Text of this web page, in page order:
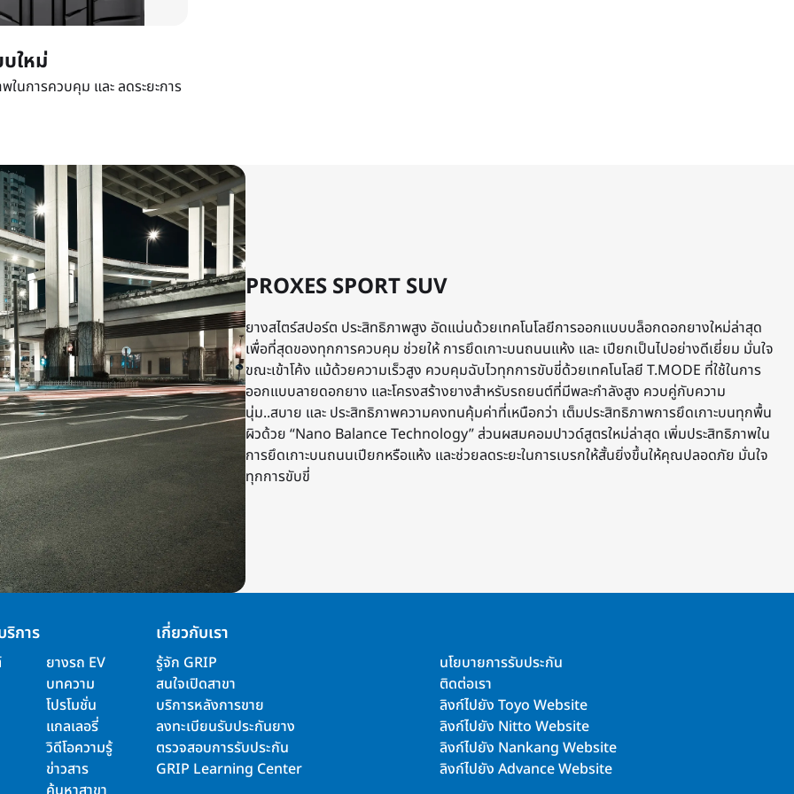
ใหม่
ในการควบคุม และ ลดระยะการ
PROXES SPORT SUV
ยางสไตร์สปอร์ต ประสิทธิภาพสูง อัดแน่นด้วยเทคโนโลยีการออกแบบบล็อกดอกยางใหม่ล่าสุด
เพื่อที่สุดของทุกการควบคุม ช่วยให้ การยึดเกาะบนถนนแห้ง และ เปียกเป็นไปอย่างดีเยี่ยม มั่นใจ
ขณะเข้าโค้ง แม้ด้วยความเร็วสูง ควบคุมฉับไวทุกการขับขี่ด้วยเทคโนโลยี T.MODE ที่ใช้ในการ
ออกแบบลายดอกยาง และโครงสร้างยางสำหรับรถยนต์ที่มีพละกำลังสูง ควบคู่กับความ
นุ่ม..สบาย และ ประสิทธิภาพความคงทนคุ้มค่าที่เหนือกว่า เต็มประสิทธิภาพการยึดเกาะบนทุกพื้น
ผิวด้วย “Nano Balance Technology” ส่วนผสมคอมปาวด์สูตรใหม่ล่าสุด เพิ่มประสิทธิภาพใน
การยึดเกาะบนถนนเปียกหรือแห้ง และช่วยลดระยะในการเบรกให้สั้นยิ่งขึ้นให้คุณปลอดภัย มั่นใจ
ทุกการขับขี่
ริการ
ยางรถ EV
บทความ
โปรโมชั่น
แกลเลอรี่
วิดีโอความรู้
ข่าวสาร
เกี่ยวกับเรา
รู้จัก GRIP
สนใจเปิดสาขา
บริการหลังการขาย
ลงทะเบียนรับประกันยาง
ตรวจสอบการรับประกัน
GRIP Learning Center
นโยบายการรับประกัน
ติดต่อเรา
ลิงก์ไปยัง Toyo Website
ลิงก์ไปยัง Nitto Website
ลิงก์ไปยัง Nankang Website
ลิงก์ไปยัง Advance Website